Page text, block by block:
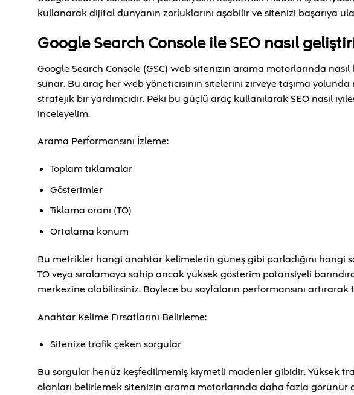
kullanarak dijital dünyanın zorluklarını aşabilir ve sitenizi başarıya
Google Search Console ile SEO nasıl
Google Search Console (GSC) web sitenizin arama motorlarında
sunar. Bu araç her web yöneticisinin sitelerini zirveye taşıma
stratejik bir yardımcıdır. Peki bu güçlü araç kullanılarak SEO nasıl
inceleyelim.
Arama Performansını İzleme:
Toplam tıklamalar
Gösterimler
Tıklama oranı (TO)
Ortalama konum
Bu metrikler hangi anahtar kelimelerin güneş gibi parladığını hangi
TO veya sıralamaya sahip ancak yüksek gösterim potansiyeli
merkezine alabilirsiniz. Böylece bu sayfaların performansını
Anahtar Kelime Fırsatlarını Belirleme:
Sitenize trafik çeken sorgular
Bu sorgular henüz keşfedilmemiş kıymetli madenler gibidir. Yüksek
olanları belirlemek sitenizin arama motorlarında daha fazla görünür